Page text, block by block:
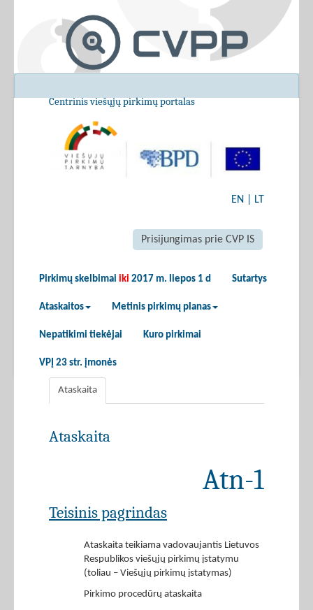
Centrinis viešųjų pirkimų portalas
EN LT
Prisijungimas prie CVP IS
Pirkimų skelbimai iki 2017 m. liepos 1 d Sutartys
Ataskaitos Metinis pirkimų planas
Nepatikimi tiekėjai Kuro pirkimai
VPĮ 23 str. įmonės
Ataskaita
Ataskaita
Atn-1
Teisinis pagrindas
Ataskaita teikiama vadovaujantis Lietuvos
Respublikos viešųjų pirkimų įstatymu
(toliau – Viešųjų pirkimų įstatymas)
Pirkimo procedūrų ataskaita